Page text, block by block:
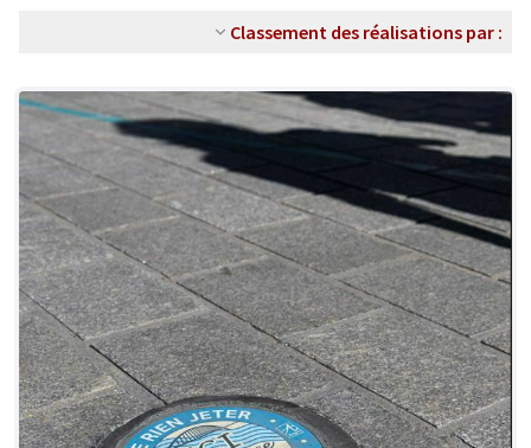
Classement des réalisations par :